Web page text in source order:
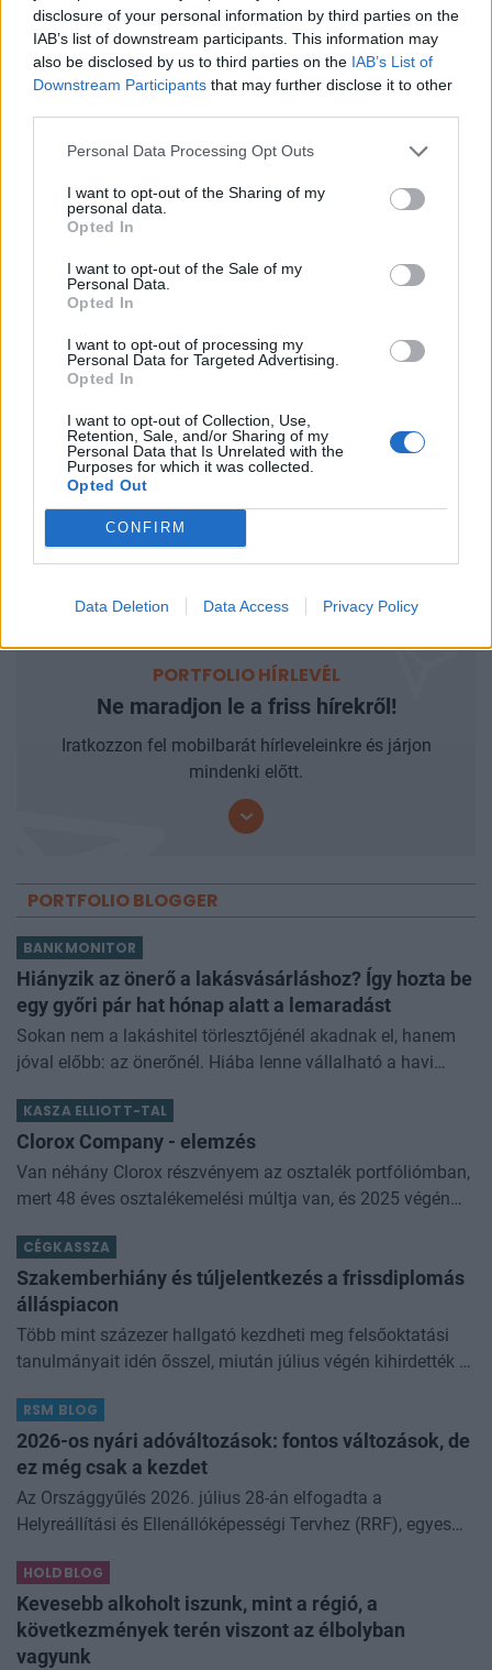
disclosure of your personal information by third parties on the
IAB’s list of downstream participants. This information may
also be disclosed by us to third parties on the IAB’s List of
Downstream Participants that may further disclose it to other
Personal Data Processing Opt Outs
I want to opt-out of the Sharing of my
personal data.
Opted In
I want to opt-out of the Sale of my
Personal Data.
Opted In
I want to opt-out of processing my
Personal Data for Targeted Advertising.
Opted In
I want to opt-out of Collection, Use,
Retention, Sale, and/or Sharing of my
Personal Data that Is Unrelated with the
Purposes for which it was collected.
Opted Out
CONFIRM
Data Deletion Data Access Privacy Policy
erődvárosért - Híreink az orosz-ukrán háborúból
csütörtökön
21:51 Kiderült, kiben bíznak az ukránok leginkább
Duna, kiszáradó patakok és folytatódó energia-
Már több tízezer áldozatot követelt a hőség
Halálos kór gyanúja miatt állítottak le egy
Nagyon meleg a Földközi-tenger, és ebből még
Fontos bejelentést tett Magyar Péter: nincs
szükség az önkéntes fogyasztáscsökkentésre
20:32
Megállíthatatlan új kórokozók szabadulhatnak
el: súlyos veszélyre figyelmeztetnek a szakértők
Összes friss hír
PORTFOLIO HÍRLEVÉL
Ne maradjon le a friss hírekről!
Iratkozzon fel mobilbarát hírleveleinkre és járjon
mindenki előtt.
PORTFOLIO BLOGGER
BANKMONITOR
Hiányzik az önerő a lakásvásárláshoz? Így hozta be
egy győri pár hat hónap alatt a lemaradást
Sokan nem a lakáshitel törlesztőjénél akadnak el, hanem
jóval előbb: az önerőnél. Hiába lenne vállalható a havi
kell rakni. Z
KASZA ELLIOTT-TAL
Clorox Company - elemzés
Van néhány Clorox részvényem az osztalék portfóliómban,
mert 48 éves osztalékemelési múltja van, és 2025 végén
dividend king-et. Azt
CÉGKASSZA
Szakemberhiány és túljelentkezés a frissdiplomás
álláspiacon
Több mint százezer hallgató kezdheti meg felsőoktatási
tanulmányait idén ősszel, miután július végén kihirdették a
a következő é
RSM BLOG
2026-os nyári adóváltozások: fontos változások, de
ez még csak a kezdet
Az Országgyűlés 2026. július 28-án elfogadta a
Helyreállítási és Ellenállóképességi Tervhez (RRF), egyes
kapcsolódó adóintézkedésekről, v
HOLDBLOG
Kevesebb alkoholt iszunk, mint a régió, a
következmények terén viszont az élbolyban
vagyunk